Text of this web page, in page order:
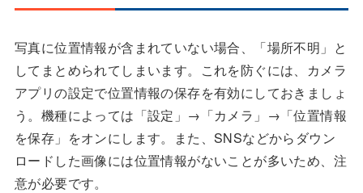
写真に位置情報が含まれていない場合、「場所不明」と
してまとめられてしまいます。これを防ぐには、カメラ
アプリの設定で位置情報の保存を有効にしておきましょ
う。機種によっては「設定」→「カメラ」→「位置情報
を保存」をオンにします。また、SNSなどからダウン
ロードした画像には位置情報がないことが多いため、注
意が必要です。